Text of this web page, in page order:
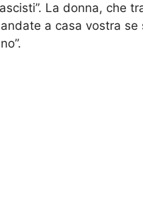
La donna, che
a casa vostra se